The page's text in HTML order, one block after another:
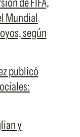
Mundial
según
publicó
y